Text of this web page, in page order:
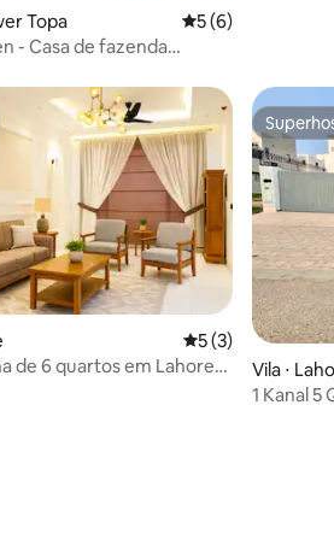
Topa 5 de uma
5 (6)
- Casa de fazenda
5 de uma
5 (3)
de 6 quartos em Lahore
Vila ⋅
1 Kanal 5